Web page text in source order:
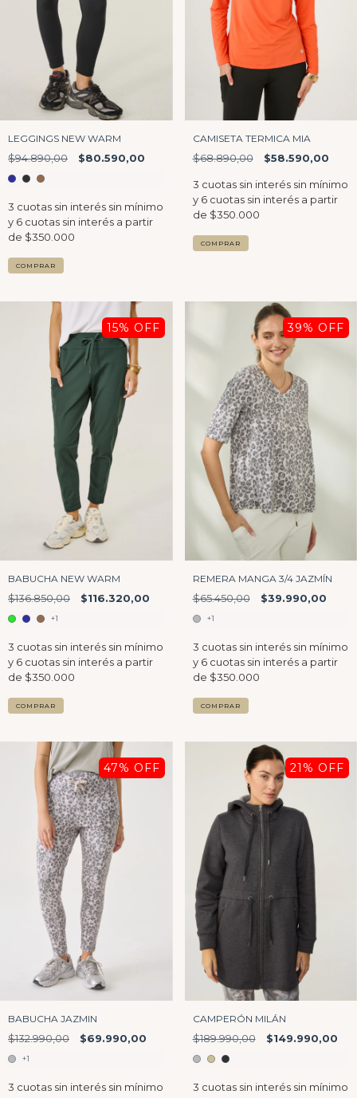
LEGGINGS NEW WARM
$94.890,00 $80.590,00
COMPRAR
CAMISETA TERMICA MIA
$68.890,00 $58.590,00
COMPRAR
15% OFF
BABUCHA NEW WARM
$136.850,00 $116.320,00
+1
COMPRAR
39% OFF
REMERA MANGA 3/4 JAZMÍN
$65.450,00 $39.990,00
+1
COMPRAR
47% OFF
BABUCHA JAZMIN
$132.990,00 $69.990,00
+1
21 % OFF
CAMPERÓN MILÁN
$189.990,00 $149.990,00